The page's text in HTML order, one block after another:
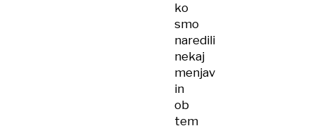
ko
smo
naredili
nekaj
menjav
in
ob
tem